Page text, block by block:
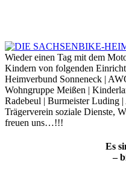
Wieder einen Tag mit dem
Kindern von folgenden
Heimverbund Sonneneck |
Wohngruppe Meißen |
Radebeul | Burmeister
Trägerverein soziale Dienste,
freuen uns…!!!
Es
–